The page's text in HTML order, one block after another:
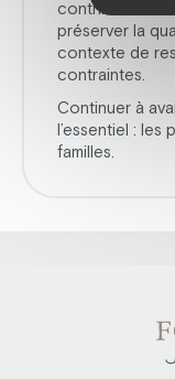
contribuer à
préserver la
contexte de
contraintes.
Continuer à
l’essentiel : les
familles.